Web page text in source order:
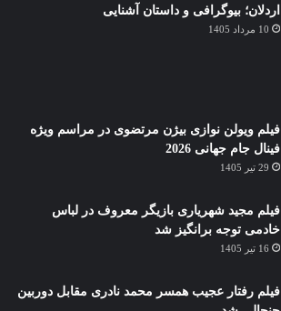
اردلان؛ بیوگرافی و داستان آشنایی
10 مرداد 1405
فیلم ویولن نوازی بیژن مرتضوی در مراسم ویژه
فینال جام جهانی 2026
29 تیر 1405
فیلم مجید شهریاری بازیگر معروف در لباس
خادمی توجه برانگیز شد
16 تیر 1405
فیلم رفتار عجیب همسر محمد نادری مقابل دوربین